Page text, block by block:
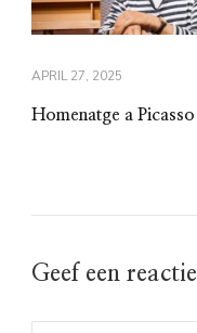
APRIL 27, 2025
Homenatge a Picasso
Geef een reactie